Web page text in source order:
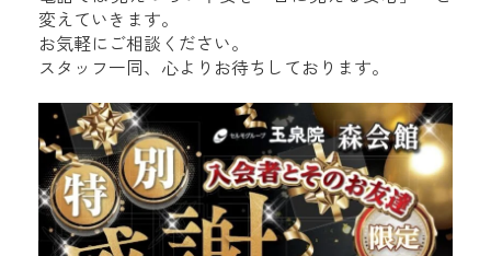
変えていきます。
お気軽にご相談ください。
スタッフ一同、心よりお待ちしております。